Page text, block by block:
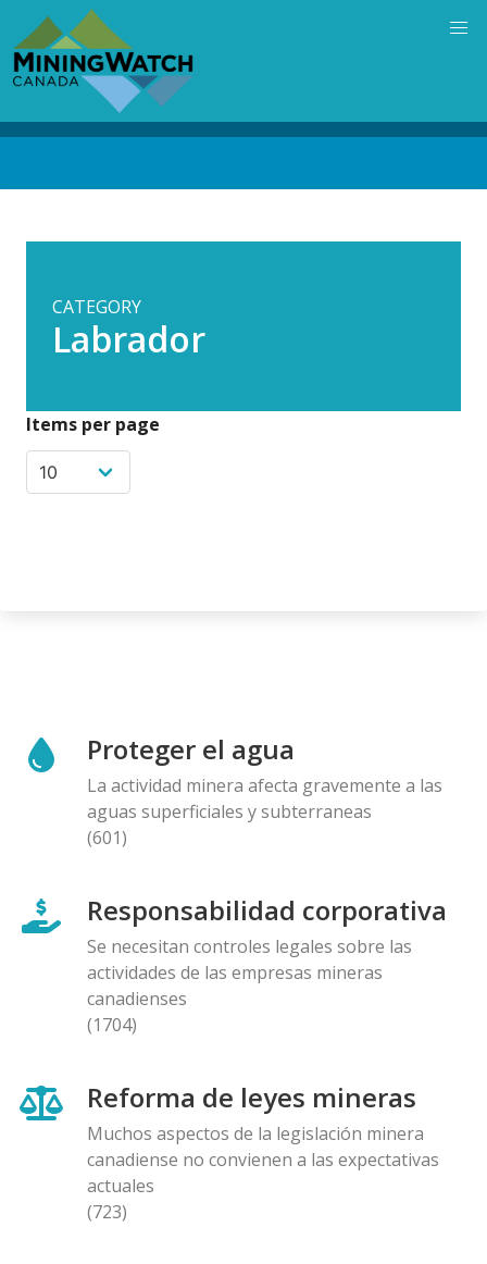
main
content
CATEGORY
Labrador
Items per page
Proteger el agua
La actividad minera afecta gravemente a las
aguas superficiales y subterraneas
(601)
Responsabilidad corporativa
Se necesitan controles legales sobre las
actividades de las empresas mineras
canadienses
(1704)
Reforma de leyes mineras
Muchos aspectos de la legislación minera
canadiense no convienen a las expectativas
actuales
(723)